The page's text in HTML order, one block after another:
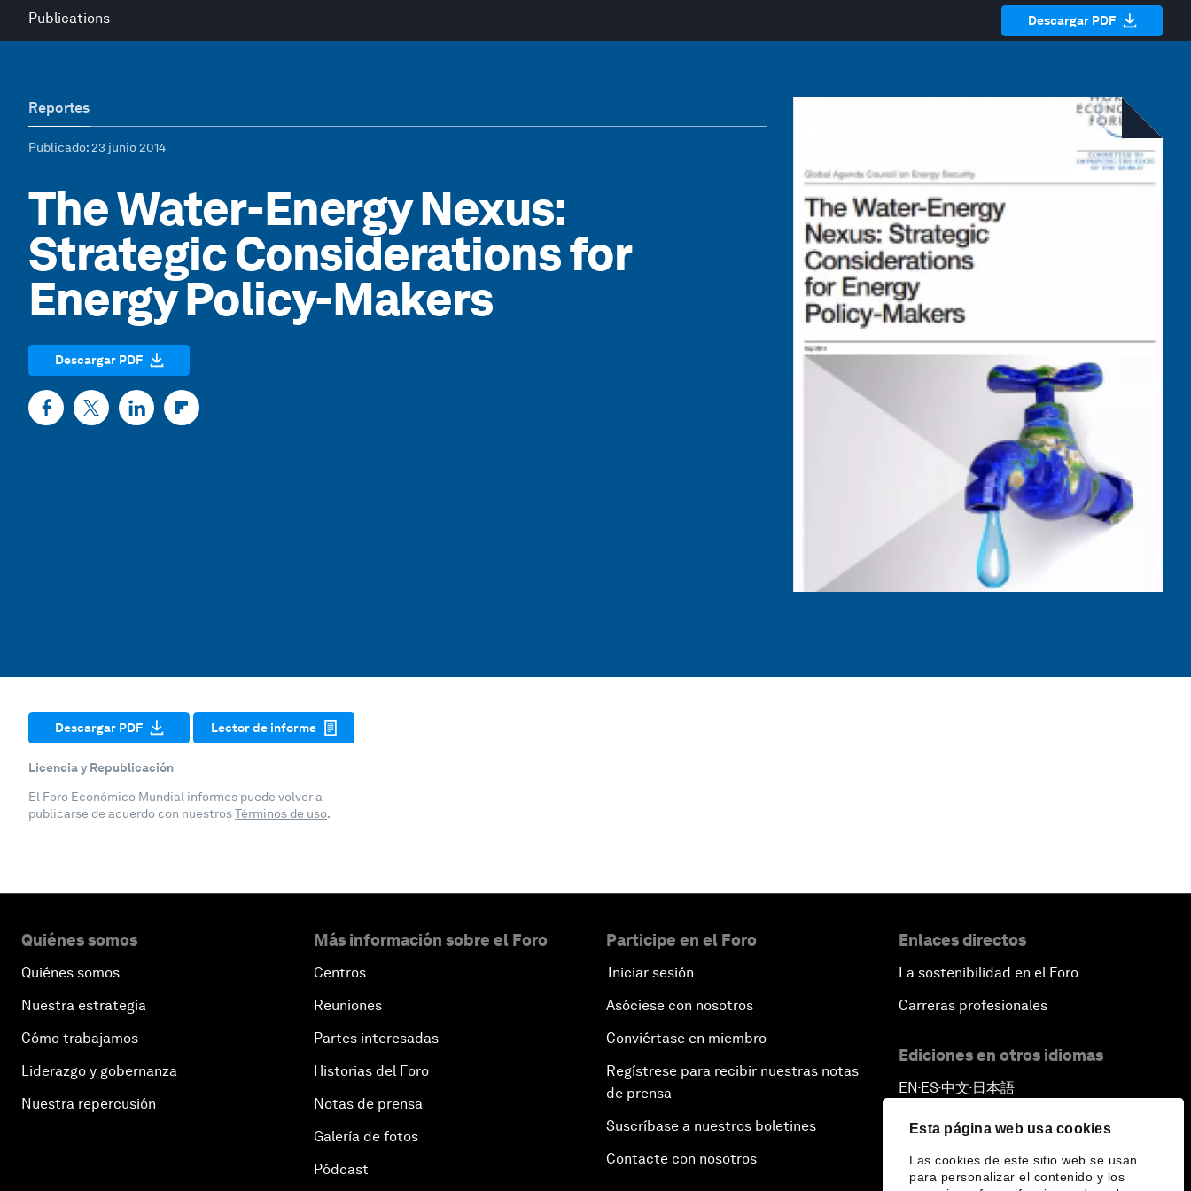
Esta página web usa cookies
Las cookies de este sitio web se usan
para personalizar el contenido y los
Publications Descargar PDF
Reportes
Publicado: 23 junio 2014
The Water-Energy Nexus:
Strategic Considerations for
Energy Policy-Makers
Descargar PDF
Descargar PDF Lector de informe
Licencia y Republicación
El Foro Económico Mundial informes puede volver a
publicarse de acuerdo con nuestrosTérminos de uso.
Quiénes somos
Quiénes somos
Nuestra estrategia
Cómo trabajamos
Liderazgo y gobernanza
Nuestra repercusión
Más información sobre el Foro
Centros
Reuniones
Partes interesadas
Historias del Foro
Notas de prensa
Galería de fotos
Pódcast
Participe en el Foro
Iniciar sesión
Asóciese con nosotros
Conviértase en miembro
Regístrese para recibir nuestras notas
de prensa
Suscríbase a nuestros boletines
Contacte con nosotros
Enlaces directos
La sostenibilidad en el Foro
Carreras profesionales
Ediciones en otros idiomas
EN ▪ES▪中文▪ 日本語